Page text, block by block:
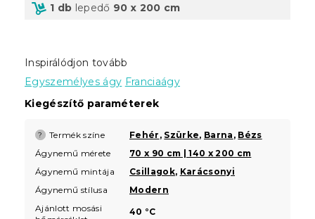
1 db lepedő 90 x 200 cm
Inspirálódjon tovább
Egyszemélyes ágy Franciaágy
Kiegészítő paraméterek
? Termék színe Fehér , Szürke, Barna , Bézs
Ágynemű mérete
70 x 90 cm | 140 x 200 cm
Ágynemű mintája
Csillagok, Karácsonyi
Ágynemű stílusa
Modern
Ajánlott mosási
40 °C